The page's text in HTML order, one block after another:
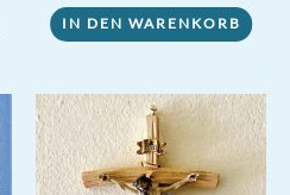
IN DEN WARENKORB